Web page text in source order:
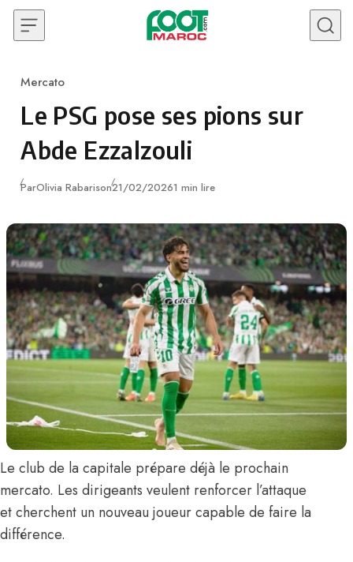
Skip to content
Category
Mercato
Le PSG pose ses pions sur
Abde Ezzalzouli
ParOlivia RabarisonPublié
21/02/20261 min lire
Le club de la capitale prépare déjà le prochain
mercato. Les dirigeants veulent renforcer l’attaque
et cherchent un nouveau joueur capable de faire la
différence.